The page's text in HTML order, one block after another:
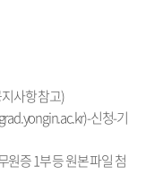
사항 참고)
신청-기
증 1부 등 원본 파일 첨